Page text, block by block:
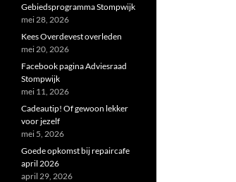
Gebiedsprogramma Stompwijk
mei 28, 2026
Kees Overdevest overleden
mei 20, 2026
Facebook pagina Adviesraad
Stompwijk
mei 11, 2026
Cadeautip! Of gewoon lekker
voor jezelf
mei 5, 2026
Goede opkomst bij repaircafe
april 2026
april 29, 2026